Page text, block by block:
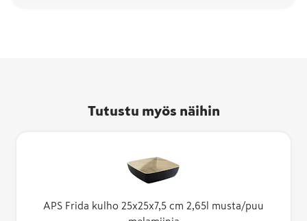
Tutustu myös näihin
APS Frida kulho 25x25x7,5 cm 2,65l musta/puu